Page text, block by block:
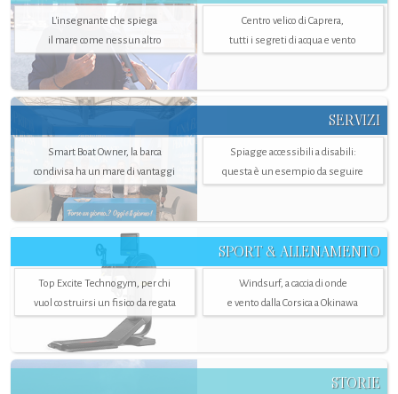
L'insegnante che spiega
il mare come nessun altro
Centro velico di Caprera,
tutti i segreti di acqua e vento
SERVIZI
Smart Boat Owner, la barca
condivisa ha un mare di vantaggi
Spiagge accessibili a disabili:
questa è un esempio da seguire
SPORT & ALLENAMENTO
Top Excite Technogym, per chi
vuol costruirsi un fisico da regata
Windsurf, a caccia di onde
e vento dalla Corsica a Okinawa
STORIE